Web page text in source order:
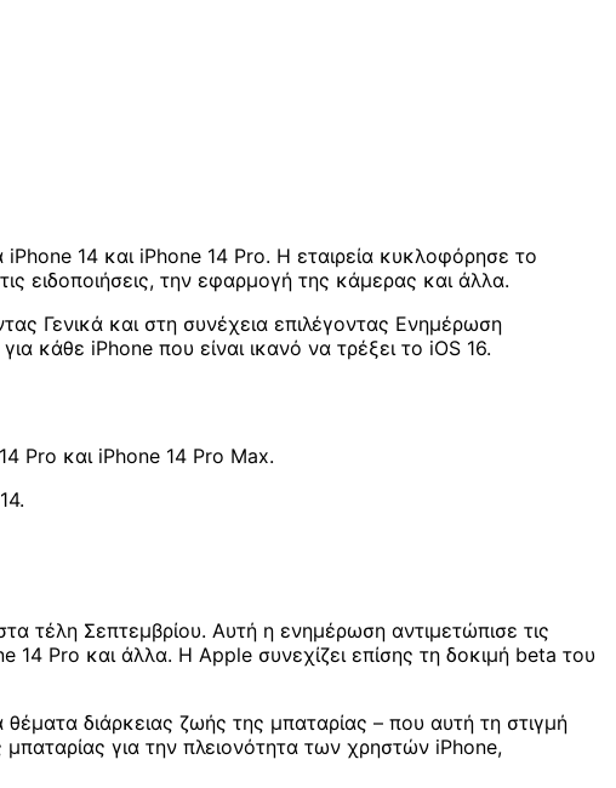
14 και iPhone 14 Pro. Η εταιρεία κυκλοφόρησε το
ειδοποιήσεις, την εφαρμογή της κάμερας και άλλα.
Γενικά και στη συνέχεια επιλέγοντας Ενημέρωση
κάθε iPhone που είναι ικανό να τρέξει το iOS 16.
Pro και iPhone 14 Pro Max.
τέλη Σεπτεμβρίου. Αυτή η ενημέρωση αντιμετώπισε τις
14 Pro και άλλα. Η Apple συνεχίζει επίσης τη δοκιμή beta του
διάρκειας ζωής της μπαταρίας – που αυτή τη στιγμή
για την πλειονότητα των χρηστών iPhone,